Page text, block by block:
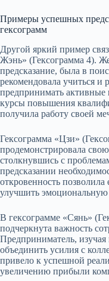
Примеры успешных
гексограмм
Другой яркий пример
Жэнь» (Гексограмма 4).
предсказание, была в
рекомендовала учиться и
предпринимать
курсы повышения
получила работу своей
Гексограмма «Цзи»
продемонстрировала
столкнувшись с
предсказании
откровенность
улучшить эмоциональную
В гексограмме «Сянь»
подчеркнута важность
Предприниматель,
объединить усилия с
привело к успешной
увеличению прибыли